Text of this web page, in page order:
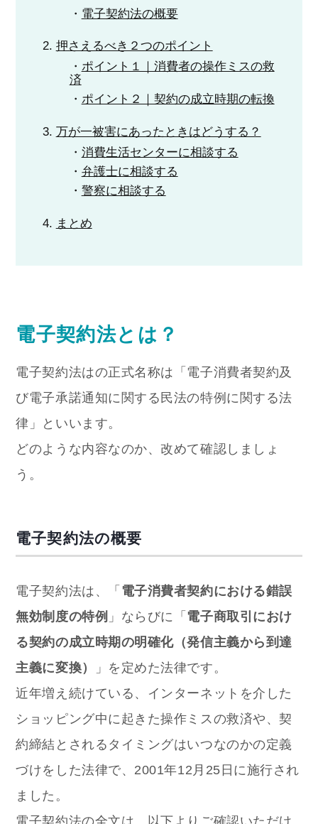
電子契約法の概要
押さえるべき２つのポイント
ポイント１｜消費者の操作ミスの救
済
ポイント２｜契約の成立時期の転換
万が一被害にあったときはどうする？
消費生活センターに相談する
弁護士に相談する
警察に相談する
まとめ
電子契約法とは？
電子契約法はの正式名称は「電子消費者契約及
び電子承諾通知に関する民法の特例に関する法
律」といいます。
どのような内容なのか、改めて確認しましょ
う。
電子契約法の概要
電子契約法は、「 電子消費者契約における錯誤
無効制度の特例 」ならびに「 電子商取引におけ
る契約の成立時期の明確化（発信主義から到達
主義に変換）
」を定めた法律です。
近年増え続けている、インターネットを介した
ショッピング中に起きた操作ミスの救済や、契
約締結とされるタイミングはいつなのかの定義
づけをした法律で、2001年12月25日に施行され
ました。